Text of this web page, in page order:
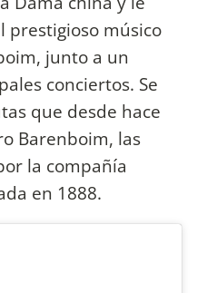
prestigioso músico
junto a un
conciertos. Se
que desde hace
Barenboim, las
la compañía
en 1888.